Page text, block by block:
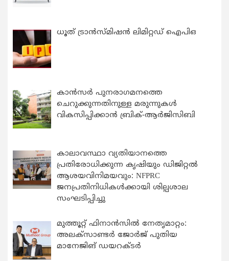
ധൂത് ട്രാൻസ്മിഷൻ ലിമിറ്റഡ് ഐപിഒ
കാന്‍സര്‍ പുനരാഗമനത്തെ
ചെറുക്കുന്നതിനുള്ള മരുന്നുകള്‍
വികസിപ്പിക്കാന്‍ ബ്രിക്-ആര്‍ജിസിബി
കാലാവസ്ഥാ വ്യതിയാനത്തെ
പ്രതിരോധിക്കുന്ന കൃഷിയും ഡിജിറ്റൽ
ആശയവിനിമയവും: NFPRC
ജനപ്രതിനിധികൾക്കായി ശില്പശാല
സംഘടിപ്പിച്ചു
മുത്തൂറ്റ് ഫിനാൻസിൽ നേതൃമാറ്റം:
അലക്സാണ്ടർ ജോർജ് പുതിയ
മാനേജിങ് ഡയറക്ടർ